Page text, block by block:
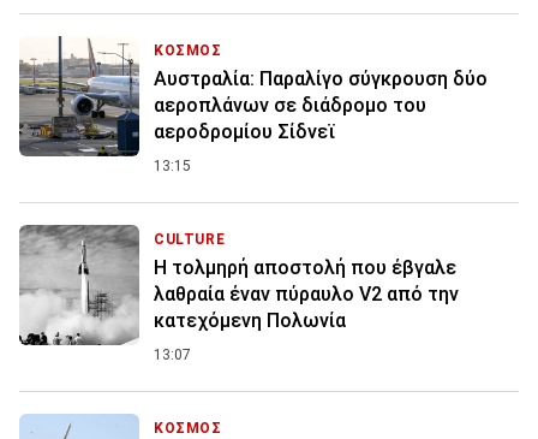
ΚΟΣΜΟΣ
Αυστραλία: Παραλίγο σύγκρουση δύο
αεροπλάνων σε διάδρομο του
αεροδρομίου Σίδνεϊ
13:15
CULTURE
Η τολμηρή αποστολή που έβγαλε
λαθραία έναν πύραυλο V2 από την
κατεχόμενη Πολωνία
13:07
ΚΟΣΜΟΣ